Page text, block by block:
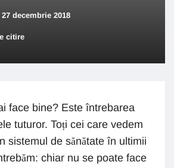
27 decembrie 2018
citire
face bine? Este întrebarea
tuturor. Toți cei care vedem
sistemul de sănătate în ultimii
chiar nu se poate face